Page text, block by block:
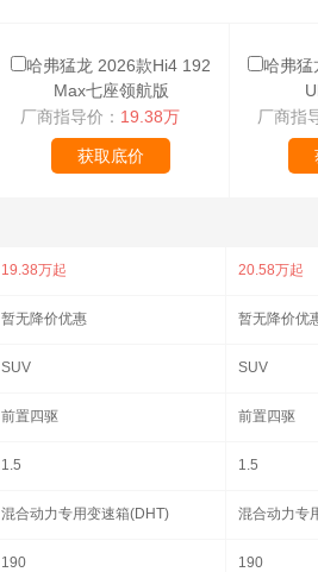
哈弗猛龙 2026款Hi4 192
Max七座领航版
厂商指导价： 19.38万
获取底价
哈弗猛
厂商指
19.38万起 20.58万起
暂无降价优惠 暂无降价优
SUV SUV
前置四驱 前置四驱
1.5 1.5
混合动力专用变速箱(DHT) 混合动力专
190 190